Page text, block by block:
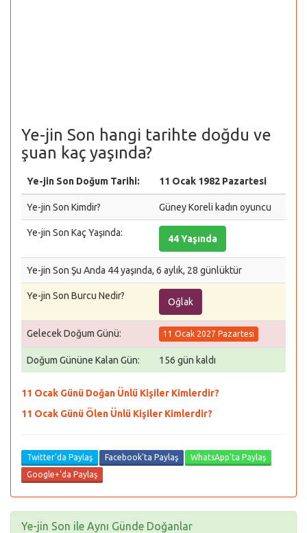
Ye-jin Son hangi tarihte doğdu ve
şuan kaç yaşında?
Ye-jin Son Doğum Tarihi: 11 Ocak 1982 Pazartesi
Ye-jin Son Kimdir? Güney Koreli kadın oyuncu
Ye-jin Son Kaç Yaşında:
44 Yaşında
Ye-jin Son Şu Anda 44 yaşında, 6 aylık, 28 günlüktür
Ye-jin Son Burcu Nedir?
Oğlak
Gelecek Doğum Günü: 11 Ocak 2027 Pazartesi
Doğum Gününe Kalan Gün: 156 gün kaldı
11 Ocak Günü Doğan Ünlü Kişiler Kimlerdir?
11 Ocak Günü Ölen Ünlü Kişiler Kimlerdir?
Twitter'da Paylaş Facebook'ta Paylaş
WhatsApp'ta Paylaş
Google+'da Paylaş
Ye-jin Son ile Aynı Günde Doğanlar